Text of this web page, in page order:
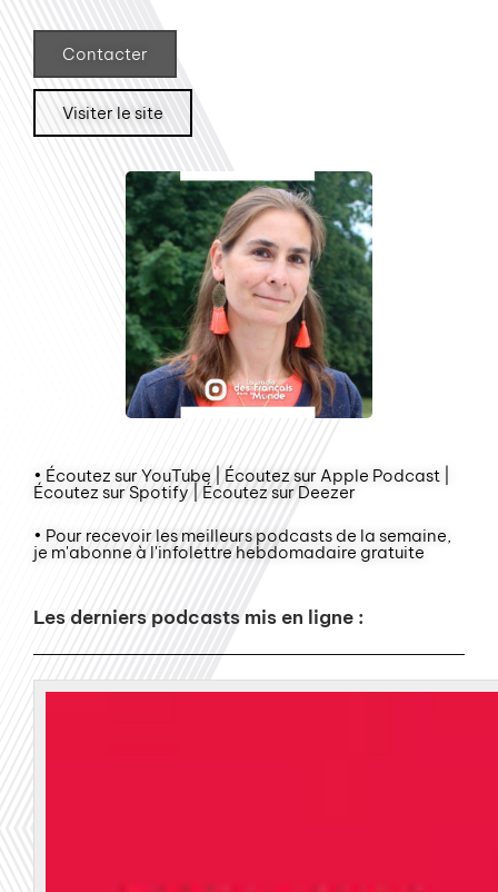
Contacter
Visiter le site
• Écoutez sur YouTube | Écoutez sur Apple Podcast |
Écoutez sur Spotify | Écoutez sur Deezer
• Pour recevoir les meilleurs podcasts de la semaine,
je m'abonne à l'infolettre hebdomadaire gratuite
Les derniers podcasts mis en ligne :